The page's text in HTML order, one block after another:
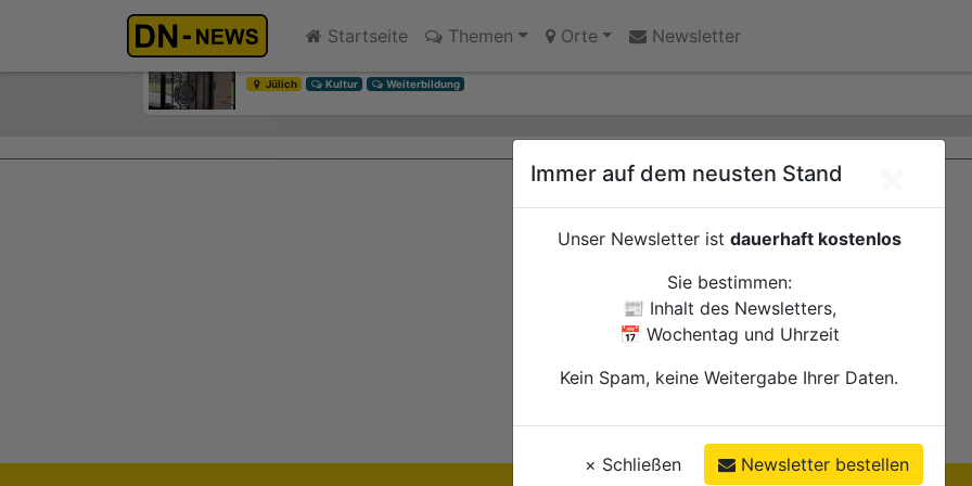
Startseite Themen Orte Newsletter
Diskussionen um Villa Buth: Erinnerungsort oder Abriss?
Jülich
Kultur Weiterbildung
Previous
Ihre Anzeige hier?
Immer auf dem neusten Stand
Unser Newsletter ist dauerhaft kostenlos
Sie bestimmen:
📰 Inhalt des Newsletters,
📅 Wochentag und Uhrzeit
Kein Spam, keine Weitergabe Ihrer Daten.
× Schließen Newsletter bestellen